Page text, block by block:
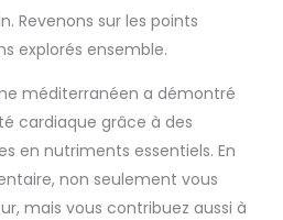
Revenons sur les points
explorés ensemble.
méditerranéen a démontré
cardiaque grâce à des
en nutriments essentiels. En
non seulement vous
mais vous contribuez aussi à